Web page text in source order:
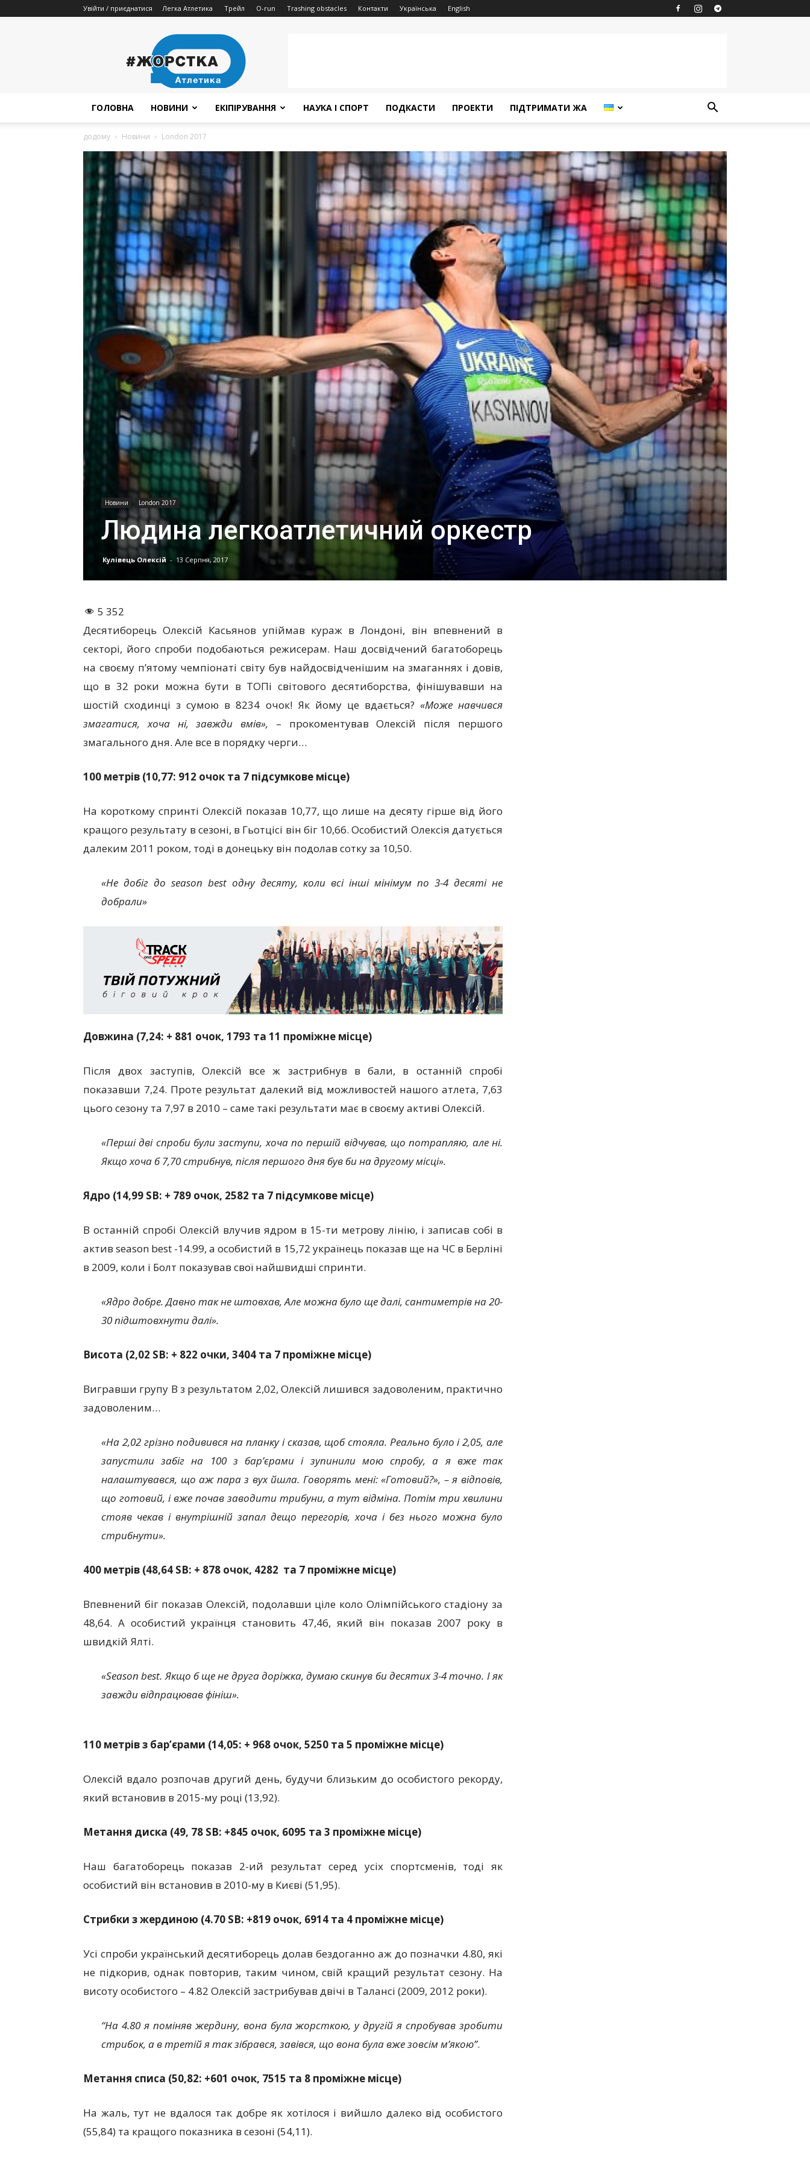
Увійти / приєднатися Легка Атлетика Трейл O-run Trashing obstacles Контакти Українська English
Атлетика
ГОЛОВНА НОВИНИ ЕКІПІРУВАННЯ НАУКА І СПОРТ ПОДКАСТИ ПРОЕКТИ ПІДТРИМАТИ ЖА
додому Новини London 2017
Новини London 2017
Людина легкоатлетичний оркестр
Кулівець Олексій - 13 Серпня, 2017
5 352
Десятиборець Олексій Касьянов упіймав кураж в Лондоні, він впевнений в
секторі, його спроби подобаються режисерам. Наш досвідчений багатоборець
на своєму п’ятому чемпіонаті світу був найдосвідченішим на змаганнях і довів,
що в 32 роки можна бути в ТОПі світового десятиборства, фінішувавши на
шостій сходинці з сумою в 8234 очок! Як йому це вдається? «Може навчився
змагатися, хоча ні, завжди вмів», – прокоментував Олексій після першого
змагального дня. Але все в порядку черги…
100 метрів (10,77: 912 очок та 7 підсумкове місце)
На короткому спринті Олексій показав 10,77, що лише на десяту гірше від його
кращого результату в сезоні, в Гьотцісі він біг 10,66. Особистий Олексія датується
далеким 2011 роком, тоді в донецьку він подолав сотку за 10,50.
«Не добіг до season best одну десяту, коли всі інші мінімум по 3-4 десяті не
добрали»
Довжина (7,24: + 881 очок, 1793 та 11 проміжне місце)
Після двох заступів, Олексій все ж застрибнув в бали, в останній спробі
показавши 7,24. Проте результат далекий від можливостей нашого атлета, 7,63
цього сезону та 7,97 в 2010 – саме такі результати має в своєму активі Олексій.
«Перші дві спроби були заступи, хоча по першій відчував, що потрапляю, але ні.
Якщо хоча б 7,70 стрибнув, після першого дня був би на другому місці».
Ядро (14,99 SB: + 789 очок, 2582 та 7 підсумкове місце)
В останній спробі Олексій влучив ядром в 15-ти метрову лінію, і записав собі в
актив season best -14.99, а особистий в 15,72 українець показав ще на ЧС в Берліні
в 2009, коли і Болт показував свої найшвидші спринти.
«Ядро добре. Давно так не штовхав, Але можна було ще далі, сантиметрів на 20-
30 підштовхнути далі».
Висота (2,02 SB: + 822 очки, 3404 та 7 проміжне місце)
Вигравши групу B з результатом 2,02, Олексій лишився задоволеним, практично
задоволеним…
«На 2,02 грізно подивився на планку і сказав, щоб стояла. Реально було і 2,05, але
запустили забіг на 100 з бар’єрами і зупинили мою спробу, а я вже так
налаштувався, що аж пара з вух йшла. Говорять мені: «Готовий?», – я відповів,
що готовий, і вже почав заводити трибуни, а тут відміна. Потім три хвилини
стояв чекав і внутрішній запал дещо перегорів, хоча і без нього можна було
стрибнути».
400 метрів (48,64 SB: + 878 очок, 4282 та 7 проміжне місце)
Впевнений біг показав Олексій, подолавши ціле коло Олімпійського стадіону за
48,64. А особистий українця становить 47,46, який він показав 2007 року в
швидкій Ялті.
«Seasonbest. Якщо б ще не друга доріжка, думаю скинув би десятих 3-4 точно. І як
завжди відпрацював фініш».
110 метрів з бар’єрами (14,05: + 968 очок, 5250 та 5 проміжне місце)
Олексій вдало розпочав другий день, будучи близьким до особистого рекорду,
який встановив в 2015-му році (13,92).
Метання диска (49, 78 SB: +845 очок, 6095 та 3 проміжне місце)
Наш багатоборець показав 2-ий результат серед усіх спортсменів, тоді як
особистий він встановив в 2010-му в Києві (51,95).
Стрибки з жердиною (4.70 SB: +819 очок, 6914 та 4 проміжне місце)
Усі спроби український десятиборець долав бездоганно аж до позначки 4.80, які
не підкорив, однак повторив, таким чином, свій кращий результат сезону. На
висоту особистого – 4.82 Олексій застрибував двічі в Талансі (2009, 2012 роки).
“На 4.80 я поміняв жердину, вона була жорсткою, у другій я спробував зробити
стрибок, а в третій я так зібрався, завівся, що вона була вже зовсім м’якою”.
Метання списа (50,82: +601 очок, 7515 та 8 проміжне місце)
На жаль, тут не вдалося так добре як хотілося і вийшло далеко від особистого
(55,84) та кращого показника в сезоні (54,11).